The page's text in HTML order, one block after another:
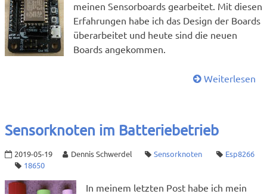
meinen Sensorboards gearbeitet. Mit diesen
Erfahrungen habe ich das Design der Boards
überarbeitet und heute sind die neuen
Boards angekommen.
Weiterlesen
Sensorknoten im Batteriebetrieb
2019-05-19 Dennis Schwerdel Sensorknoten
Esp8266
18650
In meinem letzten Post habe ich mein